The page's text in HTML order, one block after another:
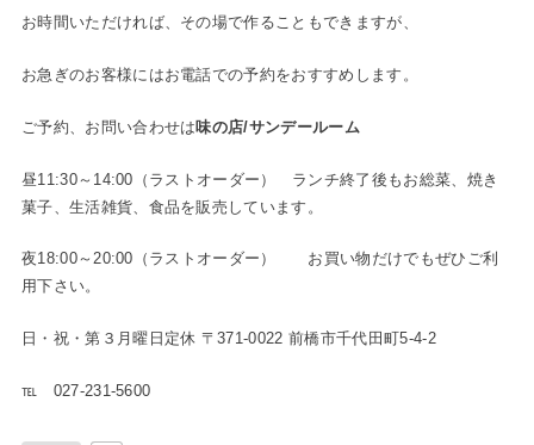
お時間いただければ、その場で作ることもできますが、
お急ぎのお客様にはお電話での予約をおすすめします。
ご予約、お問い合わせは味の店/サンデールーム
昼11:30～14:00（ラストオーダー） ランチ終了後もお総菜、焼き
菓子、生活雑貨、食品を販売しています。
夜18:00～20:00（ラストオーダー） お買い物だけでもぜひご利
用下さい。
日・祝・第３月曜日定休 〒371-0022 前橋市千代田町5-4-2
℡ 027-231-5600